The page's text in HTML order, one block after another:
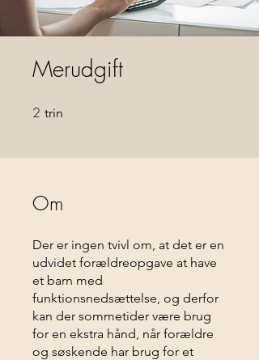
Merudgift
2 trin
Om
Der er ingen tvivl om, at det er en
udvidet forældreopgave at have
et barn med
funktionsnedsættelse, og derfor
kan der sommetider være brug
for en ekstra hånd, når forældre
og søskende har brug for et